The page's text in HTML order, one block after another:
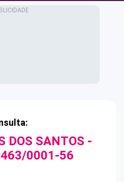
DOS SANTOS -
0001-56